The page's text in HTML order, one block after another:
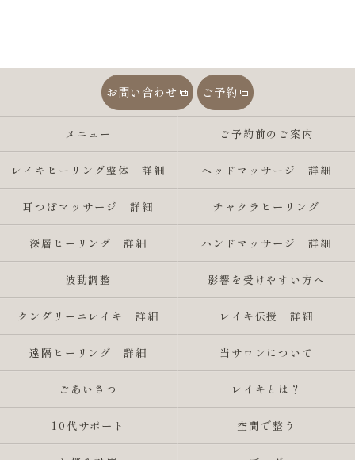
お問い合わせ ご予約
メニュー ご予約前のご案内
レイキヒーリング整体 詳細 ヘッドマッサージ 詳細
耳つぼマッサージ 詳細 チャクラヒーリング
深層ヒーリング 詳細 ハンドマッサージ 詳細
波動調整 影響を受けやすい方へ
クンダリーニレイキ 詳細 レイキ伝授 詳細
遠隔ヒーリング 詳細 当サロンについて
ごあいさつ レイキとは？
10代サポート 空間で整う